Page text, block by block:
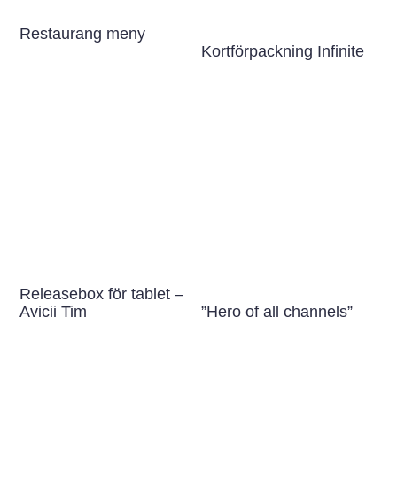
Restaurang meny
Kortförpackning Infinite
Releasebox för tablet –
Avicii Tim
”Hero of all channels”